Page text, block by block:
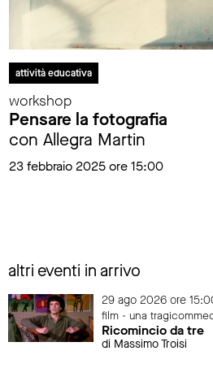
attività educativa
workshop
Pensare la fotografia
con Allegra Martin
23 febbraio 2025 ore 15:00
altri eventi in arrivo
29 ago 2026 ore
film - una
Ricomincio da tre
di Massimo Troisi